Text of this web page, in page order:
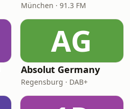
München · 91.3 FM
AG
Absolut Germany
Regensburg · DAB+